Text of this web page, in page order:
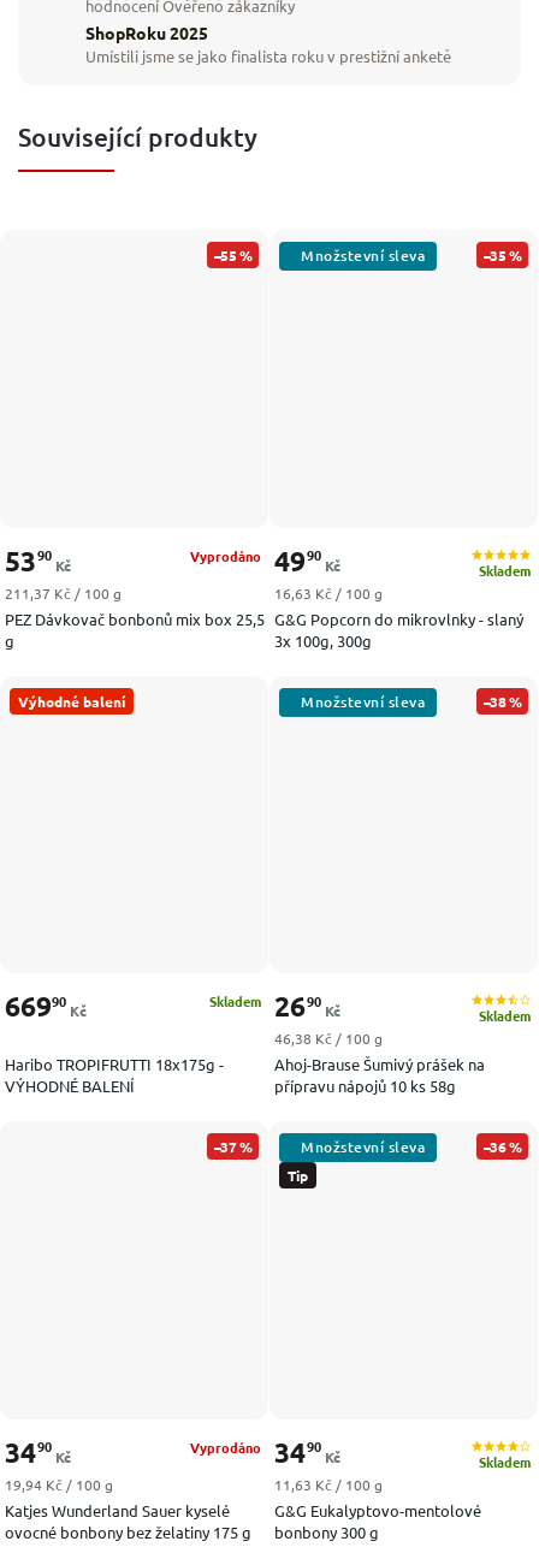
hodnocení Ověřeno zákazníky
ShopRoku 2025
Umístili jsme se jako finalista roku v prestižní anketě
Související produkty
–55 %
PEZ Dávkovač bonbonů mix box 25,5
g
Vyprodáno
5390
Kč
Měrná cena:
211,37 Kč / 100 g
–35 %
G&G Popcorn do mikrovlnky - slaný
3x 100g, 300g
Skladem
4990
Kč
Měrná cena:
16,63 Kč / 100 g
Výhodné balení
Haribo TROPIFRUTTI 18x175g -
VÝHODNÉ BALENÍ
Skladem
66990
Kč
–38 %
Ahoj-Brause Šumivý prášek na
přípravu nápojů 10 ks 58g
Skladem
2690
Kč
Měrná cena:
46,38 Kč / 100 g
–37 %
Katjes Wunderland Sauer kyselé
ovocné bonbony bez želatiny 175 g
Vyprodáno
3490
Kč
Měrná cena:
19,94 Kč / 100 g
Tip
–36 %
G&G Eukalyptovo-mentolové
bonbony 300 g
Skladem
3490
Kč
Měrná cena:
11,63 Kč / 100 g